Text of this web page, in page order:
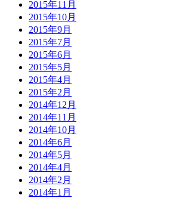
2015年11月
2015年10月
2015年9月
2015年7月
2015年6月
2015年5月
2015年4月
2015年2月
2014年12月
2014年11月
2014年10月
2014年6月
2014年5月
2014年4月
2014年2月
2014年1月